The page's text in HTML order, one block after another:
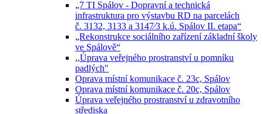
„7 TI Spálov - Dopravní a technická
infrastruktura pro výstavbu RD na parcelách
č. 3132, 3133 a 3147⁄3 k.ú. Spálov II. etapa“
„Rekonstrukce sociálního zařízení základní školy
ve Spálově“
,,Úprava veřejného prostranství u pomníku
padlých"
Oprava místní komunikace č. 23c, Spálov
Oprava místní komunikace č. 20c, Spálov
Úprava veřejného prostranství u zdravotního
střediska